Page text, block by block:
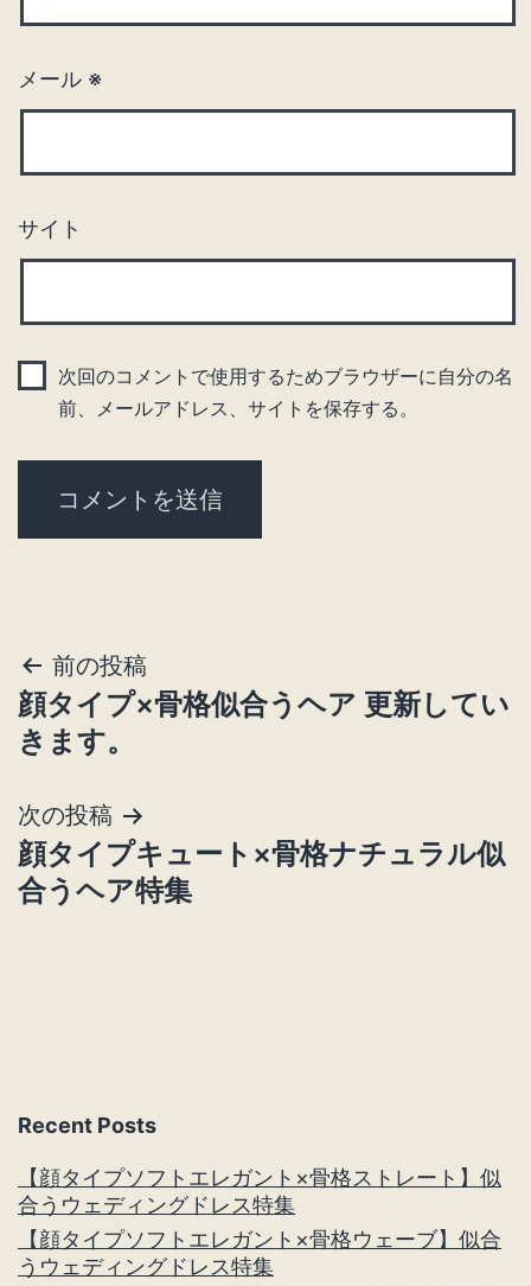
メール ※
サイト
次回のコメントで使用するためブラウザーに自分の名
前、メールアドレス、サイトを保存する。
投
稿
ビ
ゲ
ン
前の投稿
顔タイプ×骨格似合うヘア 更新してい
きます。
次の投稿
顔タイプキュート×骨格ナチュラル似
合うヘア特集
Recent Posts
【顔タイプソフトエレガント×骨格ストレート】似
合うウェディングドレス特集
【顔タイプソフトエレガント×骨格ウェーブ】似合
うウェディングドレス特集